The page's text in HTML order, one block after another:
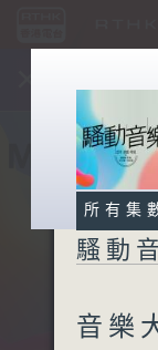
一手掌握
所有集
騷動
音樂